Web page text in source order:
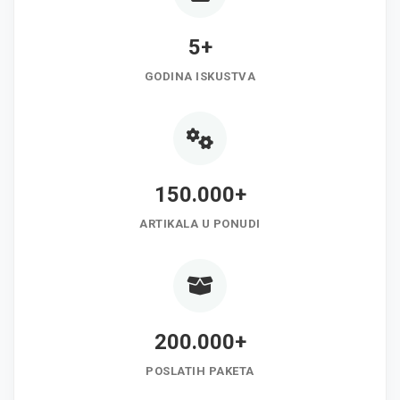
5+
GODINA ISKUSTVA
150.000+
ARTIKALA U PONUDI
200.000+
POSLATIH PAKETA